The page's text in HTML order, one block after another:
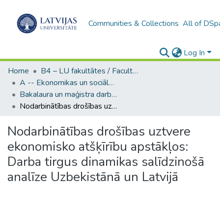
Communities & Collections All of
Log In
Home
B4 – LU fakultātes / Faculties of the UL
A -- Ekonomikas un sociālo zinātņu fakultāte / Faculty of Economics and Social Sciences
Bakalaura un maģistra darbi (ESZF) / Bachelor's and Master's theses
Nodarbinātības drošības uztvere ekonomisko atšķīrību apstākļos: Darba tirgus dinamikas salīdzinošā analīze Uzbekistānā un Latvijā
Nodarbinātības drošības uztvere
ekonomisko atšķīrību apstākļos:
Darba tirgus dinamikas salīdzinošā
analīze Uzbekistānā un Latvijā